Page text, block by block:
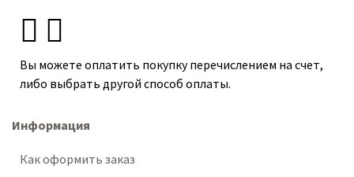
Вы можете оплатить покупку перечислением на счет,
либо выбрать другой способ оплаты.
Информация
Как оформить заказ